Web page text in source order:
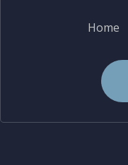
Home